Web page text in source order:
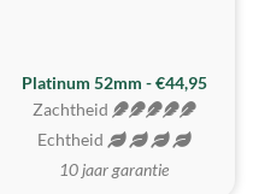
ZACHTSTE
Platinum 52mm - €44,95
Zachtheid
Echtheid
10 jaar garantie